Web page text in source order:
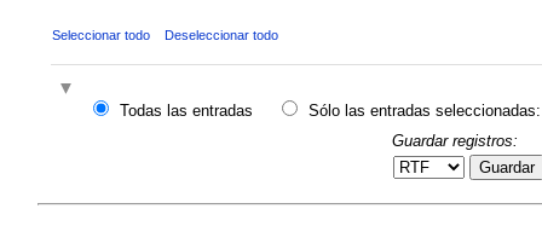
Seleccionar todo Deseleccionar todo
Todas las entradas
Sólo las entradas seleccionadas:
Guardar registros:
Guardar